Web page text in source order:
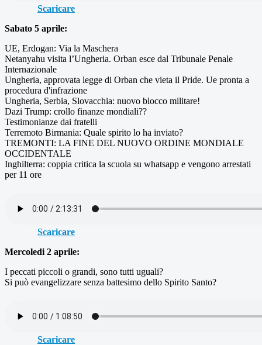
Scaricare
Sabato 5 aprile:
UE, Erdogan: Via la Maschera
Netanyahu visita l’Ungheria. Orban esce dal Tribunale Penale
Internazionale
Ungheria, approvata legge di Orban che vieta il Pride. Ue pronta a
procedura d'infrazione
Ungheria, Serbia, Slovacchia: nuovo blocco militare!
Dazi Trump: crollo finanze mondiali??
Testimonianze dai fratelli
Terremoto Birmania: Quale spirito lo ha inviato?
TREMONTI: LA FINE DEL NUOVO ORDINE MONDIALE
OCCIDENTALE
Inghilterra: coppia critica la scuola su whatsapp e vengono arrestati
per 11 ore
Scaricare
Mercoledi 2 aprile:
I peccati piccoli o grandi, sono tutti uguali?
Si può evangelizzare senza battesimo dello Spirito Santo?
Scaricare